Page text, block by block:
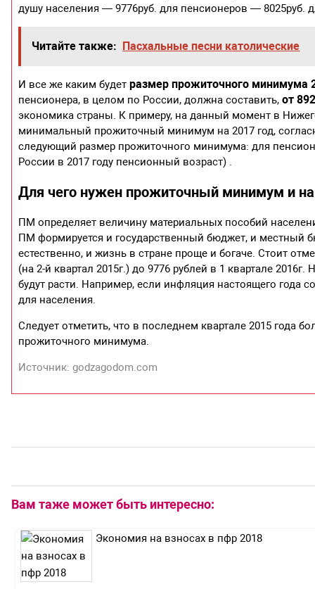
душу населения — 9776руб. для пенсионеров — 8025руб.
Читайте также: Пасхальные песни католические
И все же каким будетразмер прожиточного минимума
пенсионера, в целом по России, должна составить,от
экономика страны. К примеру, на данный момент в
минимальный прожиточный минимум на 2017 год,
следующий размер прожиточного минимума: для
России в 2017 году пенсионный возраст) .
Для чего нужен прожиточный минимум и на
ПМ определяет величину материальных пособий
ПМ формируется и государственный бюджет, и
естественно, и жизнь в стране проще и богаче. Стоит
(на 2-й квартал 2015г.) до 9776 рублей в 1 квартале
будут расти. Например, если инфляция настоящего года
для населения.
Следует отметить, что в последнем квартале 2015 года
прожиточного минимума.
Источник: godzagodom.com
Вам таже может быть интересно:
Экономия на взносах в пфр 2018